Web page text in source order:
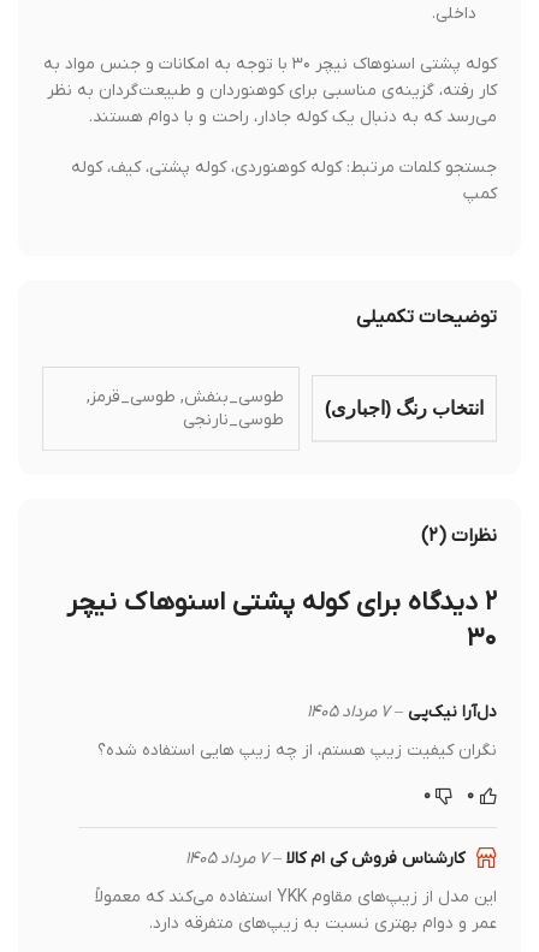
داخلی.
کوله پشتی اسنوهاک نیچر ۳۰ با توجه به امکانات و جنس مواد به
کار رفته، گزینه‌ی مناسبی برای کوهنوردان و طبیعت‌گردان به نظر
می‌رسد که به دنبال یک کوله جادار، راحت و با دوام هستند.
جستجو کلمات مرتبط: کوله کوهنوردی، کوله پشتی، کیف، کوله
توضیحات تکمیلی
انتخاب رنگ (اجباری)
طوسی_بنفش, طوسی_قرمز,
طوسی_نارنجی
نظرات (۲)
کوله پشتی اسنوهاک نیچر
دل‌آرا نیک‌پی– ۷ مرداد ۱۴۰۵
نگران کیفیت زیپ هستم، از چه زیپ هایی استفاده شده؟
کارشناس فروش کی ام کالا– ۷ مرداد ۱۴۰۵
این مدل از زیپ‌های مقاوم YKK استفاده می‌کند که معمولاً
عمر و دوام بهتری نسبت به زیپ‌های متفرقه دارد.